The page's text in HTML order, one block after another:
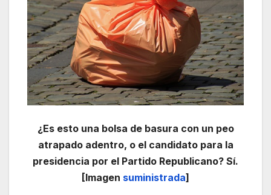
¿Es esto una bolsa de basura con un peo
atrapado adentro, o el candidato para la
presidencia por el Partido Republicano? Sí.
[Imagen suministrada]